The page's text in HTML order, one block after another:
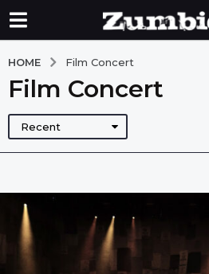
HOME Film Concert
Film Concert
Recent